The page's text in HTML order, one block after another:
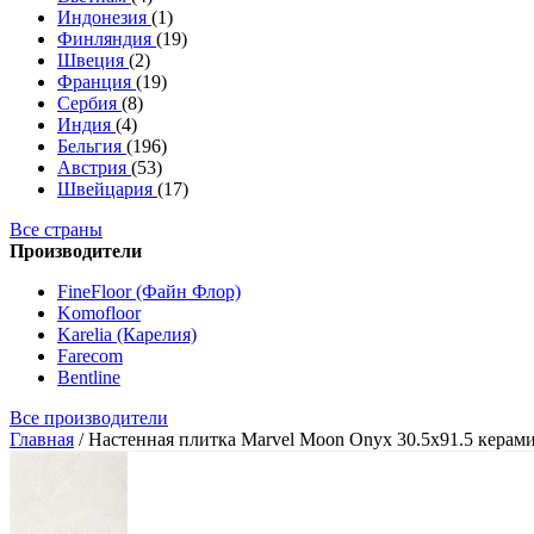
Индонезия (1)
Финляндия (19)
Швеция (2)
Франция (19)
Сербия (8)
Индия (4)
Бельгия (196)
Австрия (53)
Швейцария (17)
Все страны
Производители
FineFloor (Файн Флор)
Komofloor
Karelia (Карелия)
Farecom
Bentline
Все производители
Главная /Настенная плитка Marvel Moon Onyx 30.5x91.5